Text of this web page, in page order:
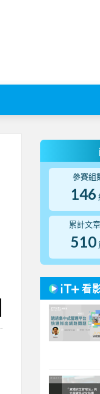
參賽組
146
累計文
510
看